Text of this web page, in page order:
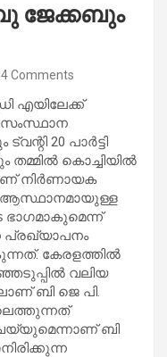
ജേക്കബും
Comments
എയിലേക്ക്
സംസ്ഥാന
20 പാർട്ടി
കൊച്ചിയിൽ
നിർണായക
ആസ്ഥാനമായുള്ള
ഭാഗമാകുമെന്ന്
പ്രഖ്യാപനം
കേരളത്തിൽ
വലിയ
ബി ജെ പി.
ബി